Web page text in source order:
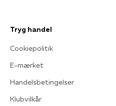
Tryg handel
Cookiepolitik
E-mærket
Handelsbetingelser
Klubvilkår